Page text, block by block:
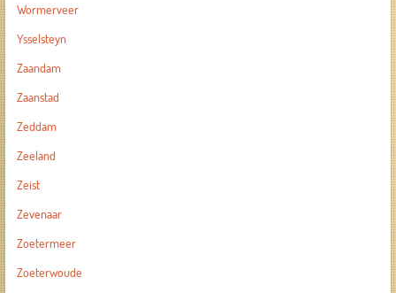
Wormerveer
Ysselsteyn
Zaandam
Zaanstad
Zeddam
Zeeland
Zeist
Zevenaar
Zoetermeer
Zoeterwoude